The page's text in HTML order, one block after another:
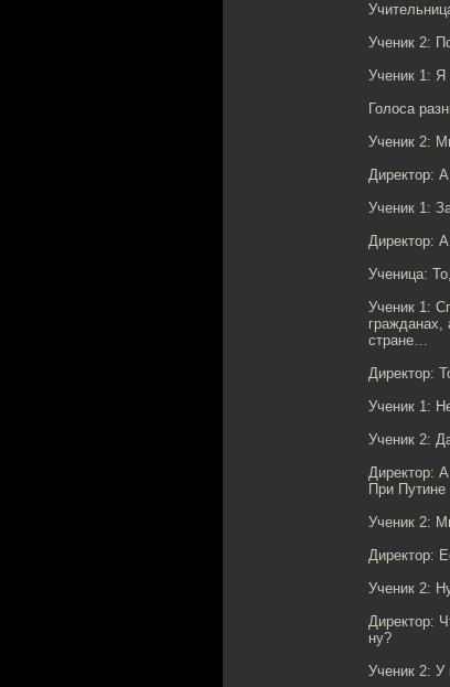
Ученик 2:
Ученик 1: Я
Голоса
Ученик 2:
Директор:
Ученик 1:
Директор:
Ученица:
Ученик 1:
гражданах,
стране…
Директор:
Ученик 1:
Ученик 2:
Директор:
При
Ученик 2:
Директор:
Ученик 2:
Директор:
ну?
Ученик 2: У